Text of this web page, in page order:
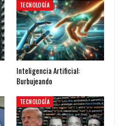
TECNOLOGÍA
Inteligencia Artificial:
Burbujeando
TECNOLOGÍA